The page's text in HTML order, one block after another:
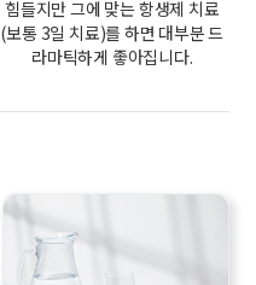
힘들지만 그에 맞는 항생제 치료
(보통 3일 치료)를 하면 대부분 드
라마틱하게 좋아집니다.